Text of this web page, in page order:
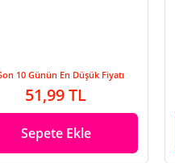
10 Günün En Düşük Fiyatı
51,99 TL
Sepete Ekle